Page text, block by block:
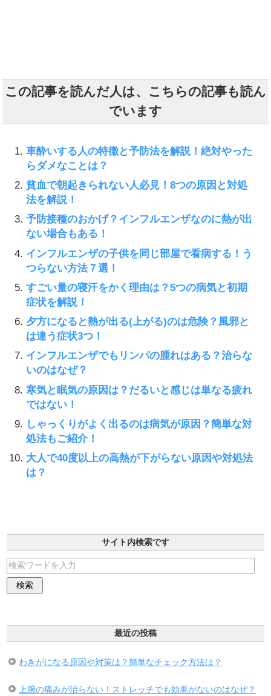
この記事を読んだ人は、こちらの記事も読ん
でいます
車酔いする人の特徴と予防法を解説！絶対やった
らダメなことは？
貧血で朝起きられない人必見！8つの原因と対処
法を解説！
予防接種のおかげ？インフルエンザなのに熱が出
ない場合もある！
インフルエンザの子供を同じ部屋で看病する！う
つらない方法７選！
すごい量の寝汗をかく理由は？5つの病気と初期
症状を解説！
夕方になると熱が出る(上がる)のは危険？風邪と
は違う症状3つ！
インフルエンザでもリンパの腫れはある？治らな
いのはなぜ？
寒気と眠気の原因は？だるいと感じは単なる疲れ
ではない！
しゃっくりがよく出るのは病気が原因？簡単な対
処法もご紹介！
大人で40度以上の高熱が下がらない原因や対処法
は？
サイト内検索です
最近の投稿
わきがになる原因や対策は？簡単なチェック方法は？
上腕の痛みが治らない！ストレッチでも効果がないのはなぜ？